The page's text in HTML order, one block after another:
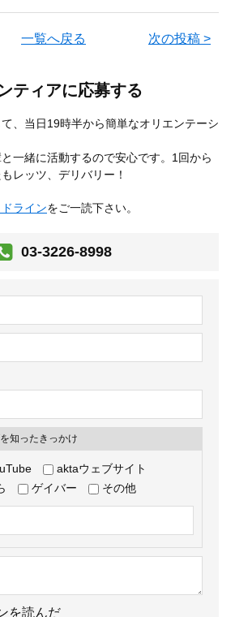
次の投稿 >
一覧へ戻る
ティアに応募する
、当日19時半から簡単なオリエンテーシ
一緒に活動するので安心です。1回から
レッツ、デリバリー！
ラインをご一読下さい。
03-3226-8998
知ったきっかけ
aktaウェブサイト
ゲイバー その他
を読んだ